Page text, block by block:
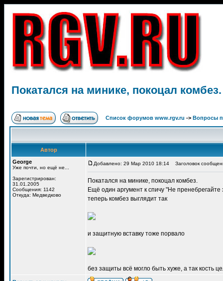
Покатался на минике, покоцал комбез.
Список форумов www.rgv.ru -> Вопросы
Автор
George
Уже почти, но ещё не...
Зарегистрирован:
31.01.2005
Сообщения: 1142
Откуда: Медведково
Добавлено: 29 Мар 2010 18:14 Заголовок
Покатался на минике, покоцал комбез.
Ещё один аргумент к спичу "Не
теперь комбез выглядит так
и защитную вставку тоже порвало
без защиты всё могло быть хуже, а так кость